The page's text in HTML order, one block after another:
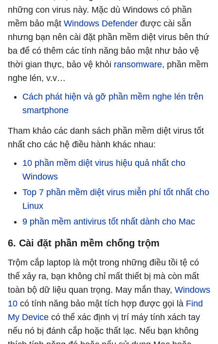
những con virus này. Mặc dù Windows có phần
mềm bảo mật Windows Defender được cài sẵn
nhưng bạn nên cài đặt phần mềm diệt virus bên thứ
ba để có thêm các tính năng bảo mật như bảo vệ
thời gian thực, bảo vệ khỏi ransomware, phần mềm
nghe lén, v.v…
Cách phát hiện và gỡ phần mềm nghe lén trên
smartphone
Tham khảo các danh sách phần mềm diệt virus tốt
nhất cho các hệ điều hành khác nhau:
10 phần mềm diệt virus hiệu quả nhất cho
Windows
Top 7 phần mềm diệt virus miễn phí tốt nhất cho
Linux
9 phần mềm antivirus tốt nhất dành cho Mac
6. Cài đặt phần mềm chống trộm
Trộm cắp laptop là một trong những điều tồi tệ có
thể xảy ra, bạn không chỉ mất thiết bị mà còn mất
toàn bộ dữ liệu quan trọng. May mắn thay, Windows
10 có tính năng bảo mật tích hợp được gọi là Find
My Device có thể xác định vị trí máy tính xách tay
nếu nó bị đánh cắp hoặc thất lạc. Nếu bạn không